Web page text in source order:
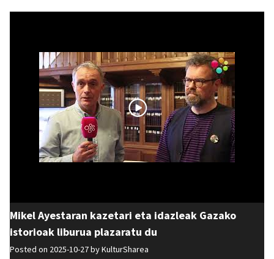
Mikel Ayestaran kazetari eta idazleak Gazako
istorioak liburua plazaratu du
Posted on 2025-10-27 byKulturSharea